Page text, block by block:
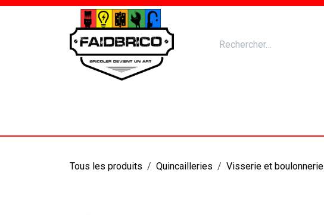
Se rendre au contenu
Tous les produits Quincailleries Visserie et boulonnerie